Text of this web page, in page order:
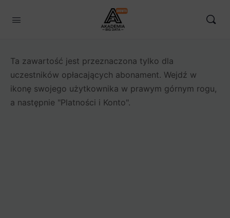
Ta zawartość jest przeznaczona tylko dla
uczestników opłacających abonament. Wejdź w
ikonę swojego użytkownika w prawym górnym rogu,
a następnie "Platności i Konto".